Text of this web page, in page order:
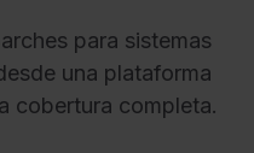
para sistemas
una plataforma
cobertura completa.